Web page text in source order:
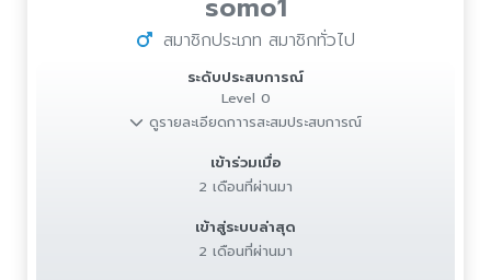
สมาชิกประเภท สมาชิกทั่วไป
ระดับประสบการณ์
Level 0
ดูรายละเอียดกาารสะสมประสบการณ์
เข้าร่วมเมื่อ
2 เดือนที่ผ่านมา
เข้าสู่ระบบล่าสุด
2 เดือนที่ผ่านมา